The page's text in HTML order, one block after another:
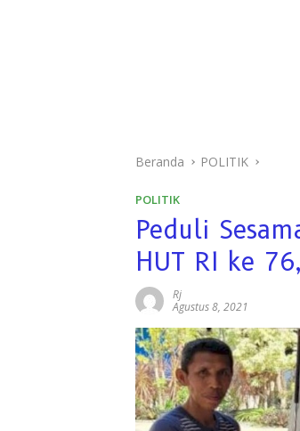
Beranda POLITIK
POLITIK
Peduli
HUT RI ke
Rj
Agustus 8, 2021